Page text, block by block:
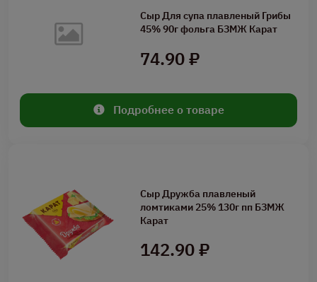
Сыр Для супа плавленый Грибы
45% 90г фольга БЗМЖ Карат
74.90 ₽
Подробнее о товаре
Сыр Дружба плавленый
ломтиками 25% 130г пп БЗМЖ
Карат
142.90 ₽